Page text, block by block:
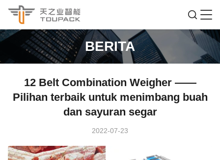
BERITA
12 Belt Combination Weigher ——
Pilihan terbaik untuk menimbang buah
dan sayuran segar
2022-07-23